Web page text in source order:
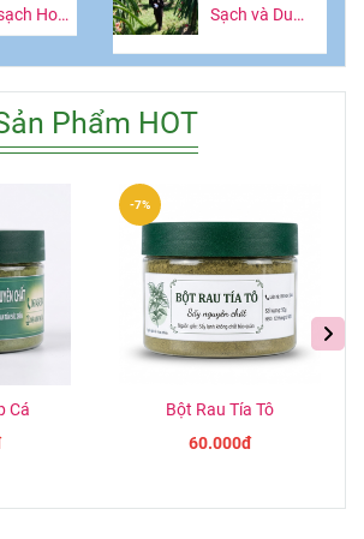
kết nối
và trải
nông
bền
Hoa Nông Sản
Hoà
giàu từ
long
-
thônThứ
Sạch và Du
Nông: Hướng
Phát Triển Kép
Phẩm HOT
Cá
Bột Rau Tía Tô
60.000đ
-7%